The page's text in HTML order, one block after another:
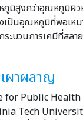
มิสูงกว่าอุณหภูมิผิ
เป็นอุณหภูมิที่พอเหมา
ระบวนการเคมีที่สล
ผาผลาญ
for Public
Tech